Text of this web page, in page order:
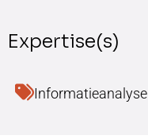
Expertise(s)
Informatieanalyse